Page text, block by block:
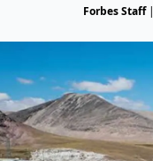
Forbes Staff|